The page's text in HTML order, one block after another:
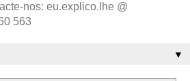
nos: eu.explico.lhe @
563
▼